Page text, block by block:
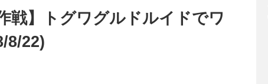
戦】トグワグルドルイドでワ
8/22)